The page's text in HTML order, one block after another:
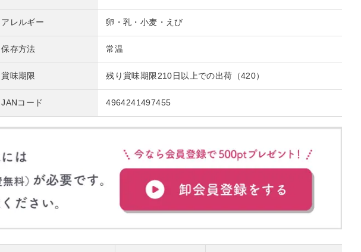
アレルギー 卵・乳・小麦・えび
保存方法 常温
賞味期限 残り賞味期限210日以上での出荷（420）
JANコード 4964241497455